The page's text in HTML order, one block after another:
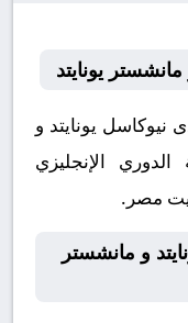
يونايتد
13 كلا من نادى نيوكاسل يونايتد و
الإنجليزي
و مانشستر